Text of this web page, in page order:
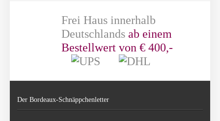
Frei Haus innerhalb
Deutschlands ab einem
Bestellwert von € 400,-
Der Bordeaux-Schnäppchenletter